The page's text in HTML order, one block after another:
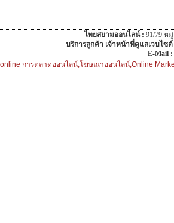
ไทยสยามออนไลน์ : 91/79 ห
บริการลูกค้า เจ้าหน้าที่ดูแลเวบไซ
E-Mail :
การตลาดออนไลน์,โฆษณาออนไลน์,Online